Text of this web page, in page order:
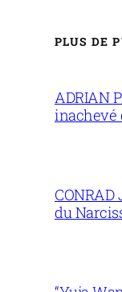
PLUS DE
ADRIAN
inachevé
CONRAD
du